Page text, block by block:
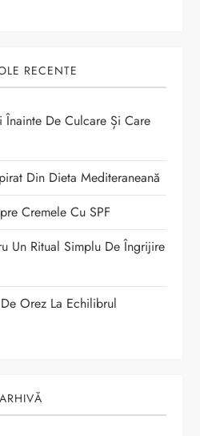
RECENTE
Înainte De Culcare Și Care
Din Dieta Mediteraneană
Cremele Cu SPF
Un Ritual Simplu De Îngrijire
Orez La Echilibrul
ARHIVĂ